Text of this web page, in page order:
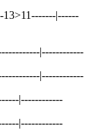
|------
|------------
|------------
|------------
|------------